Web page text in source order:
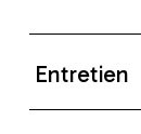
Entretien